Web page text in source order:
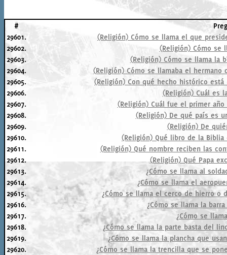
#
29601.
(Religión) Cómo se llama el que
29602.
(Religión) Cómo se
29603.
(Religión) Cómo se llama la
29604.
(Religión) Cómo se llamaba el
29605.
(Religión) Con qué hecho histórico
29606.
(Religión) Cuál es
29607.
(Religión) Cuál fue el primer
29608.
(Religión) De qué país es
29609.
(Religión) De
29610.
(Religión) Qué libro de la
29611.
(Religión) Qué nombre reciben las
29612.
(Religión) Qué Papa
29613.
¿Cómo se llama al
29614.
¿Cómo se llama el
29615.
¿Cómo se llama el cerco de hierro o
29616.
¿Cómo se llama la
29617.
¿Cómo se
29618.
¿Cómo se llama la parte basta del
29619.
¿Cómo se llama la plancha que
29620.
¿Cómo se llama la trencilla que se